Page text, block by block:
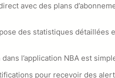
avec des plans
des statistiques
dans l’application NBA est
pour recevoir des